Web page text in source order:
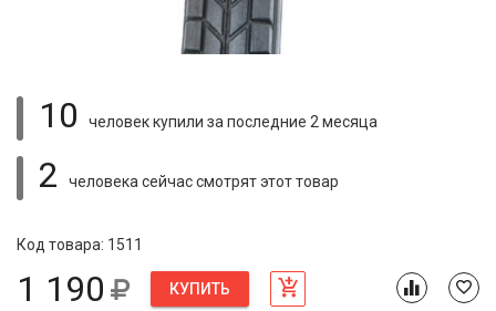
10 человек купили за последние 2 месяца
2 человека сейчас смотрятэтот товар
Код товара: 1511
1 190 КУПИТЬ